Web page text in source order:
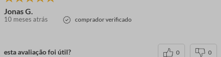
Jonas G.
10 meses atrás comprador verificado
esta avaliação foi útil? 0 0